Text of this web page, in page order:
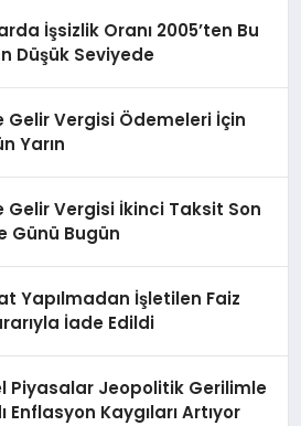
İşsizlik Oranı 2005’ten Bu
Düşük Seviyede
Gelir Vergisi Ödemeleri İçin
Yarın
Gelir Vergisi İkinci Taksit Son
Günü Bugün
Yapılmadan İşletilen Faiz
İade Edildi
Piyasalar Jeopolitik Gerilimle
Enflasyon Kaygıları Artıyor